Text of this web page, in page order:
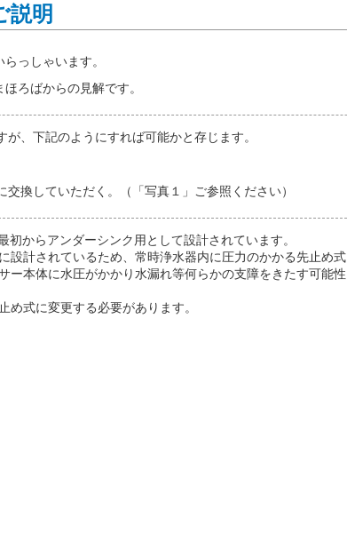
説明
っしゃいます。
ろばからの見解です。
、下記のようにすれば可能かと存じます。
換していただく。（「写真１」ご参照ください）
初からアンダーシンク用として設計されています。
設計されているため、常時浄水器内に圧力のかかる先止め式
ー本体に水圧がかかり水漏れ等何らかの支障をきたす可能性
め式に変更する必要があります。